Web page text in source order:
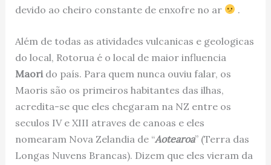
devido ao cheiro constante de enxofre no ar
.
Além de todas as atividades vulcanicas e geologicas
do local, Rotorua é o local de maior influencia
Maorido país. Para quem nunca ouviu falar, os
Maoris são os primeiros habitantes das ilhas,
acredita-se que eles chegaram na NZ entre os
seculos IV e XIII atraves de canoas e eles
nomearam Nova Zelandia de “Aotearoa” (Terra das
Longas Nuvens Brancas). Dizem que eles vieram da